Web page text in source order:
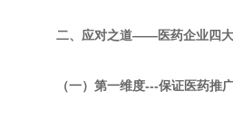
二、应对之道——医药企业四
（一）第一维度---保证医药推